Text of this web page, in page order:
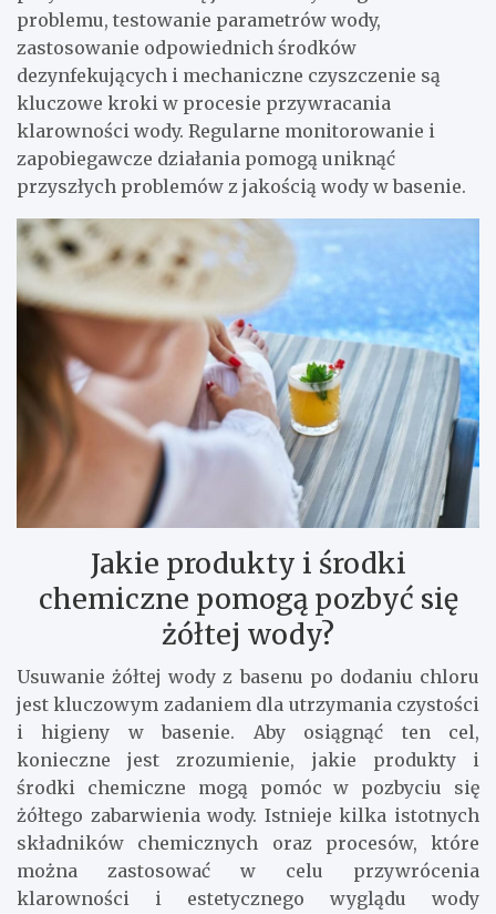
problemu, testowanie parametrów wody,
zastosowanie odpowiednich środków
dezynfekujących i mechaniczne czyszczenie są
kluczowe kroki w procesie przywracania
klarowności wody. Regularne monitorowanie i
zapobiegawcze działania pomogą uniknąć
przyszłych problemów z jakością wody w basenie.
Jakie produkty i środki
chemiczne pomogą pozbyć się
żółtej wody?
Usuwanie żółtej wody z basenu po dodaniu chloru
jest kluczowym zadaniem dla utrzymania czystości
i higieny w basenie. Aby osiągnąć ten cel,
konieczne jest zrozumienie, jakie produkty i
środki chemiczne mogą pomóc w pozbyciu się
żółtego zabarwienia wody. Istnieje kilka istotnych
składników chemicznych oraz procesów, które
można zastosować w celu przywrócenia
klarowności i estetycznego wyglądu wody